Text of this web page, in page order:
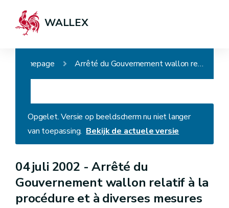
WALLEX
Homepage Arrêté du Gouvernement wallon relatif à la procédure et à diverses mesures d'exécution du décret du 11 mars 1999 relatif au permis d'environnement
Opgelet. Versie op beeldscherm nu niet langer
van toepassing. Bekijk de actuele versie
04 juli 2002 -Arrêté du
Gouvernement wallon relatif à la
procédure et à diverses mesures